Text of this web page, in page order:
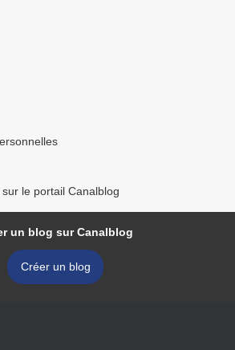
le portail Canalblog
un blog sur Canalblog
Créer un blog